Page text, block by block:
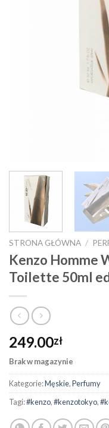
STRONA GŁÓWNA /
Kenzo Homme
Toilette 50ml
249.00zł
Brak w magazynie
Kategorie:Męskie,Perfumy
Tagi:#kenzo,#kenzotokyo,